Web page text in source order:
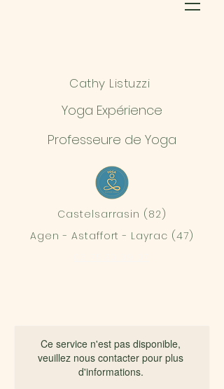
Cathy Listuzzi
Yoga Expérience
Professeure de Yoga
Castelsarrasin (82)
Agen - Astaffort - Layrac (47)
Ce service n'est pas disponible,
veuillez nous contacter pour plus
d'informations.